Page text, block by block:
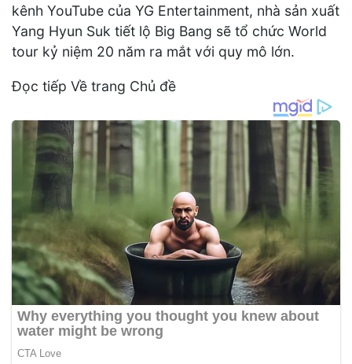
kênh YouTube của YG Entertainment, nhà sản xuất
Yang Hyun Suk tiết lộ Big Bang sẽ tổ chức World
tour kỷ niệm 20 năm ra mắt với quy mô lớn.
Đọc tiếp Về trang Chủ đề